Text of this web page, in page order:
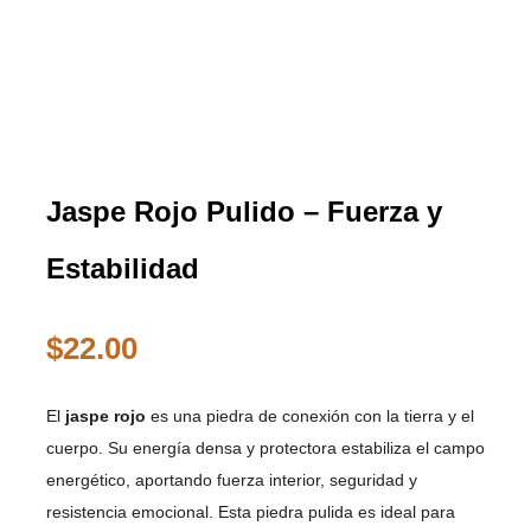
Jaspe Rojo Pulido – Fuerza y
Estabilidad
$22.00
El jaspe rojo es una piedra de conexión con la tierra y el
cuerpo. Su energía densa y protectora estabiliza el campo
energético, aportando fuerza interior, seguridad y
resistencia emocional. Esta piedra pulida es ideal para